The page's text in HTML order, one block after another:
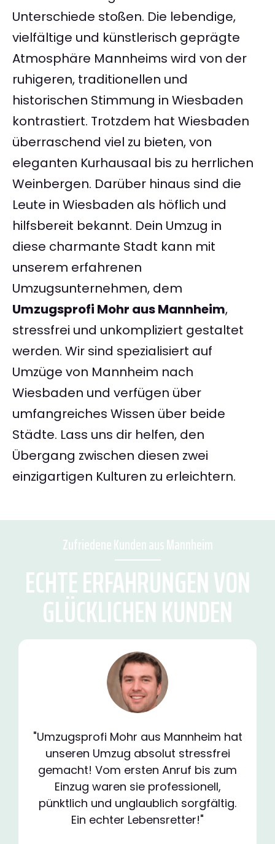
Unterschiede stoßen. Die lebendige,
vielfältige und künstlerisch geprägte
Atmosphäre Mannheims wird von der
ruhigeren, traditionellen und
historischen Stimmung in Wiesbaden
kontrastiert. Trotzdem hat Wiesbaden
überraschend viel zu bieten, von
eleganten Kurhausaal bis zu herrlichen
Weinbergen. Darüber hinaus sind die
Leute in Wiesbaden als höflich und
hilfsbereit bekannt. Dein Umzug in
diese charmante Stadt kann mit
unserem erfahrenen
Umzugsunternehmen, dem
Umzugsprofi Mohr aus Mannheim,
stressfrei und unkompliziert gestaltet
werden. Wir sind spezialisiert auf
Umzüge von Mannheim nach
Wiesbaden und verfügen über
umfangreiches Wissen über beide
Städte. Lass uns dir helfen, den
Übergang zwischen diesen zwei
einzigartigen Kulturen zu erleichtern.
Zufriedene Kunden aus Mannheim
ECHTE ERFAHRUNGEN VON
GLÜCKLICHEN KUNDEN
"Umzugsprofi Mohr aus Mannheim hat
unseren Umzug absolut stressfrei
gemacht! Vom ersten Anruf bis zum
Einzug waren sie professionell,
pünktlich und unglaublich sorgfältig.
Ein echter Lebensretter!"